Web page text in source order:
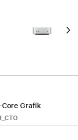
ab
Core Grafik